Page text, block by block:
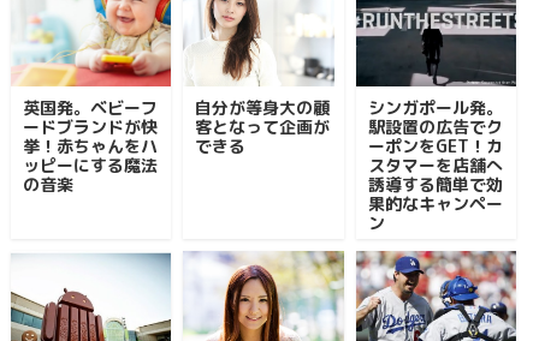
英国発。ベビーフ
ードブランドが快
挙！赤ちゃんをハ
ッピーにする魔法
の音楽
自分が等身大の顧
客となって企画が
できる
シンガポール発。
駅設置の広告でク
ーポンをGET！カ
スタマーを店舗へ
誘導する簡単で効
果的なキャンペー
ン